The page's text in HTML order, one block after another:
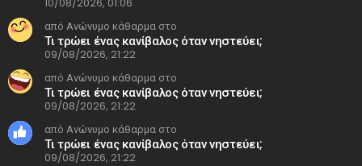
10/08/2026, 01:06
από Ανώνυμο κάθαρμα στο
Τι τρώει ένας κανίβαλος όταν νηστεύει;
09/08/2026, 21:22
από Ανώνυμο κάθαρμα στο
Τι τρώει ένας κανίβαλος όταν νηστεύει;
09/08/2026, 21:22
από Ανώνυμο κάθαρμα στο
Τι τρώει ένας κανίβαλος όταν νηστεύει;
09/08/2026, 21:22